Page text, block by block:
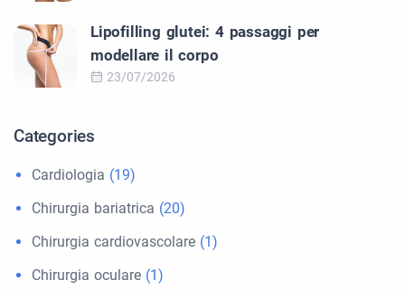
Lipofilling glutei: 4 passaggi per
modellare il corpo
23/07/2026
Categories
Cardiologia (19)
Chirurgia bariatrica (20)
Chirurgia cardiovascolare (1)
Chirurgia oculare (1)